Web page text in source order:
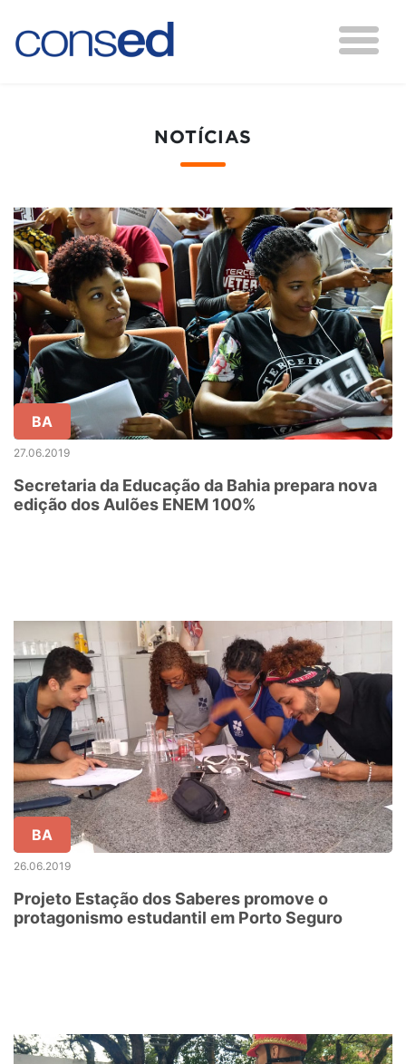
NOTÍCIAS
BA
27.06.2019
Secretaria da Educação da Bahia prepara nova
edição dos Aulões ENEM 100%
BA
26.06.2019
Projeto Estação dos Saberes promove o
protagonismo estudantil em Porto Seguro